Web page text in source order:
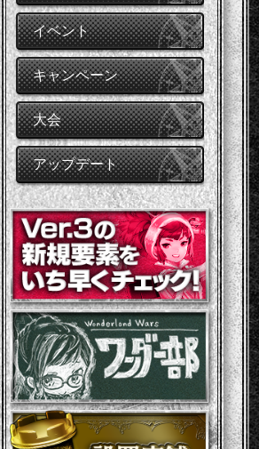
イベント
キャンペーン
大会
アップデート